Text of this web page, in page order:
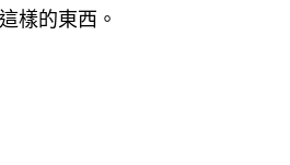
樣的東西。